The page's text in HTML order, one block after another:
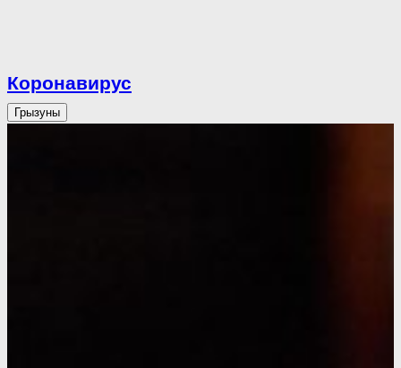
Коронавирус
Грызуны